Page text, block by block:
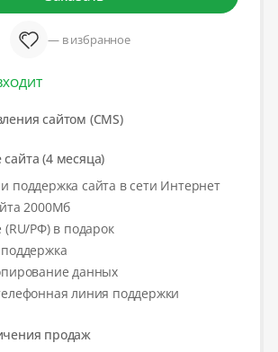
— в избранное
сайтом (CMS)
(4 месяца)
поддержка сайта в сети Интернет
2000Мб
РФ) в подарок
данных
линия поддержки
продаж